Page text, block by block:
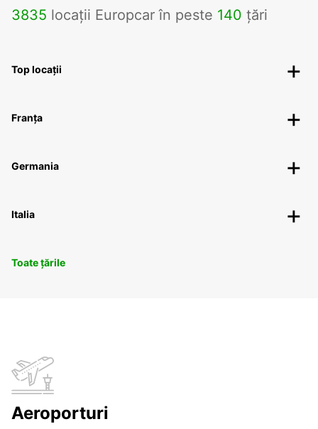
3835 locații Europcar în peste 140 țări
Top locații
Franța
Germania
Italia
Toate țările
Aeroporturi